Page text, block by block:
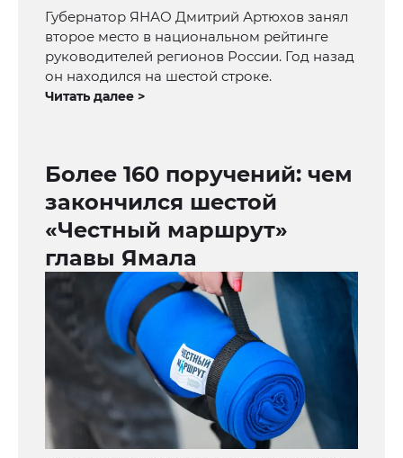
Губернатор ЯНАО Дмитрий Артюхов занял
второе место в национальном рейтинге
руководителей регионов России. Год назад
он находился на шестой строке.
Читать далее >
Более 160 поручений: чем
закончился шестой
«Честный маршрут»
главы Ямала